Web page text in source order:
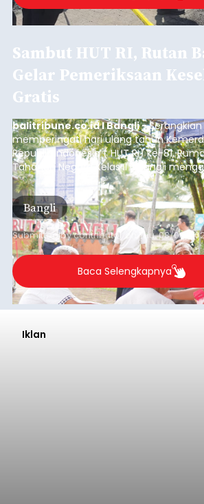
Sempat Cekcok dengan
Pria Asal Pemogan
Tak Bernyawa di Pantai
Purnama
balitribune.co.id I Gianyar -Seorang
Lingkungan Dalem, Pemogan,
Kota Denpasar, yang diketahui
Dedi Wiranata (35), ditemukan tidak
pesisir Pantai Purnama, Sukawati.
Sebelum ditemukan meninggal dunia,
sempat memberitahukan lokasi
melalui pesan singkat WhatsApp dan
mengirimkan foto dua botol
istrinya.
Gianyar